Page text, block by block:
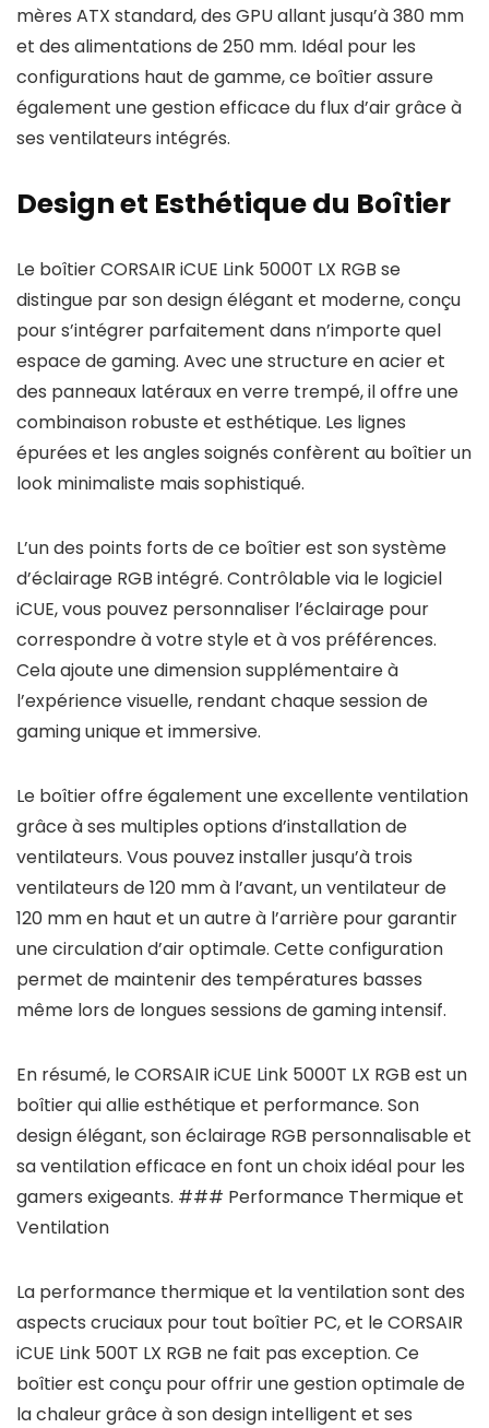
mères ATX standard, des GPU allant jusqu’à 380 mm
et des alimentations de 250 mm. Idéal pour les
configurations haut de gamme, ce boîtier assure
également une gestion efficace du flux d’air grâce à
ses ventilateurs intégrés.
Design et Esthétique du Boîtier
Le boîtier CORSAIR iCUE Link 5000T LX RGB se
distingue par son design élégant et moderne, conçu
pour s’intégrer parfaitement dans n’importe quel
espace de gaming. Avec une structure en acier et
des panneaux latéraux en verre trempé, il offre une
combinaison robuste et esthétique. Les lignes
épurées et les angles soignés confèrent au boîtier un
look minimaliste mais sophistiqué.
L’un des points forts de ce boîtier est son système
d’éclairage RGB intégré. Contrôlable via le logiciel
iCUE, vous pouvez personnaliser l’éclairage pour
correspondre à votre style et à vos préférences.
Cela ajoute une dimension supplémentaire à
l’expérience visuelle, rendant chaque session de
gaming unique et immersive.
Le boîtier offre également une excellente ventilation
grâce à ses multiples options d’installation de
ventilateurs. Vous pouvez installer jusqu’à trois
ventilateurs de 120 mm à l’avant, un ventilateur de
120 mm en haut et un autre à l’arrière pour garantir
une circulation d’air optimale. Cette configuration
permet de maintenir des températures basses
même lors de longues sessions de gaming intensif.
En résumé, le CORSAIR iCUE Link 5000T LX RGB est un
boîtier qui allie esthétique et performance. Son
design élégant, son éclairage RGB personnalisable et
sa ventilation efficace en font un choix idéal pour les
gamers exigeants. ### Performance Thermique et
Ventilation
La performance thermique et la ventilation sont des
aspects cruciaux pour tout boîtier PC, et le CORSAIR
iCUE Link 500T LX RGB ne fait pas exception. Ce
boîtier est conçu pour offrir une gestion optimale de
la chaleur grâce à son design intelligent et ses